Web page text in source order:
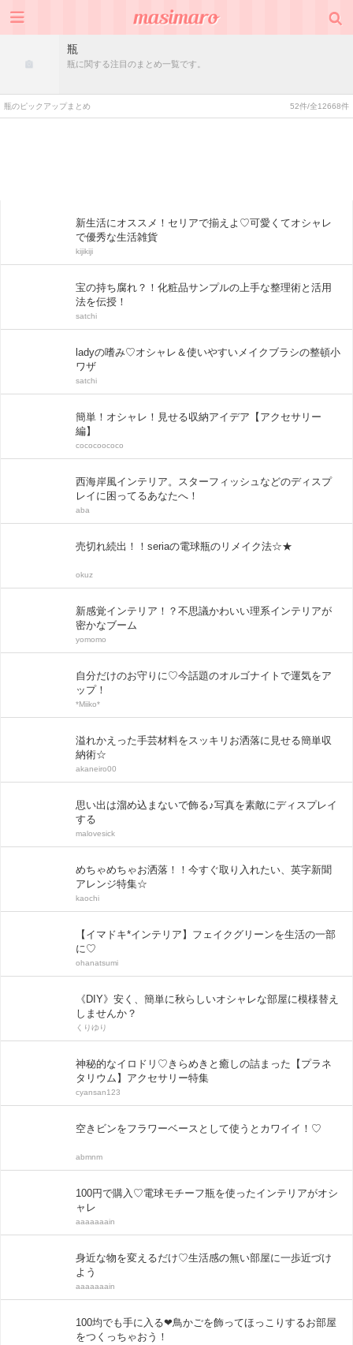
瓶
瓶に関する注目のまとめ一覧です。
瓶のピックアップまとめ 52件/全12668件
新生活にオススメ！セリアで揃えよ♡可愛くてオシャレ
で優秀な生活雑貨
kijikiji
宝の持ち腐れ？！化粧品サンプルの上手な整理術と活用
法を伝授！
satchi
ladyの嗜み♡オシャレ＆使いやすいメイクブラシの整頓小
ワザ
satchi
簡単！オシャレ！見せる収納アイデア【アクセサリー
編】
cococoococo
西海岸風インテリア。スターフィッシュなどのディスプ
レイに困ってるあなたへ！
aba
売切れ続出！！seriaの電球瓶のリメイク法☆★
okuz
新感覚インテリア！？不思議かわいい理系インテリアが
密かなブーム
yomomo
自分だけのお守りに♡今話題のオルゴナイトで運気をア
ップ！
*Miiko*
溢れかえった手芸材料をスッキリお洒落に見せる簡単収
納術☆
akaneiro00
思い出は溜め込まないで飾る♪写真を素敵にディスプレイ
する
malovesick
めちゃめちゃお洒落！！今すぐ取り入れたい、英字新聞
アレンジ特集☆
kaochi
【イマドキ*インテリア】フェイクグリーンを生活の一部
に♡
ohanatsumi
《DIY》安く、簡単に秋らしいオシャレな部屋に模様替え
しませんか？
くりゆり
神秘的なイロドリ♡きらめきと癒しの詰まった【プラネ
タリウム】アクセサリー特集
cyansan123
空きビンをフラワーベースとして使うとカワイイ！♡
abmnm
100円で購入♡電球モチーフ瓶を使ったインテリアがオシ
ャレ
aaaaaaain
身近な物を変えるだけ♡生活感の無い部屋に一歩近づけ
よう
aaaaaaain
100均でも手に入る❤鳥かごを飾ってほっこりするお部屋
をつくっちゃおう！